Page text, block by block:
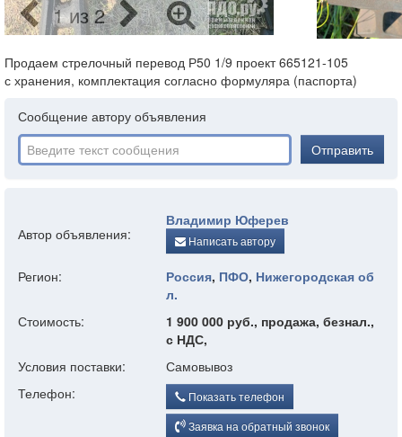
1 из 2
Продаем стрелочный перевод Р50 1/9 проект 665121-105
с хранения, комплектация согласно формуляра (паспорта)
Сообщение автору объявления
Отправить
Автор объявления:
Владимир Юферев
Написать автору
Регион: Россия, ПФО, Нижегородская об
л.
Стоимость:
1 900 000 руб., продажа, безнал.,
с НДС,
Условия поставки:
Самовывоз
Телефон:
Показать телефон
Заявка на обратный звонок